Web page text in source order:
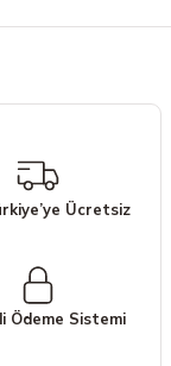
Ücretsiz
Ödeme Sistemi